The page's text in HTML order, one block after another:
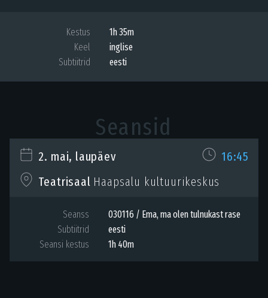
Kestus
1h 35m
Keel
inglise
Subtiitrid
eesti
Seansid
2. mai, laupäev
16:45
Teatrisaal Haapsalu kultuurikeskus
Seanss
030116 / Ema, ma olen tulnukast rase
Subtiitrid
eesti
Seansi kestus
1h 40m